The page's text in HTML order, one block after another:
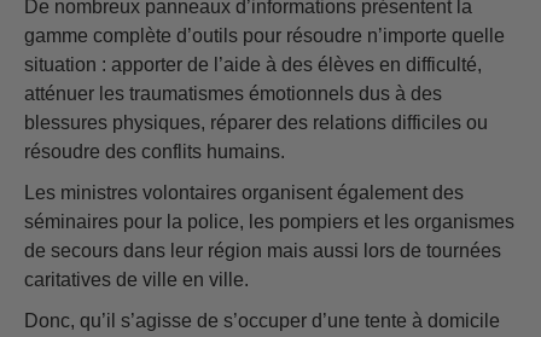
De nombreux panneaux d’informations présentent la
gamme complète d’outils pour résoudre n’importe quelle
situation : apporter de l’aide à des élèves en difficulté,
atténuer les traumatismes émotionnels dus à des
blessures physiques, réparer des relations difficiles ou
résoudre des conflits humains.
Les ministres volontaires organisent également des
séminaires pour la police, les pompiers et les organismes
de secours dans leur région mais aussi lors de tournées
caritatives de ville en ville.
Donc, qu’il s’agisse de s’occuper d’une tente à domicile